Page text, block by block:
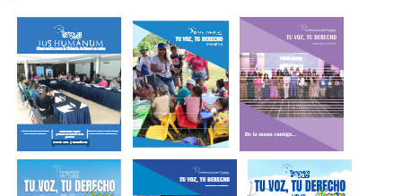
Tu voz, Tu
Derecho –
Enero 2026
Tu voz, Tu
Derecho –
Febrero 2026